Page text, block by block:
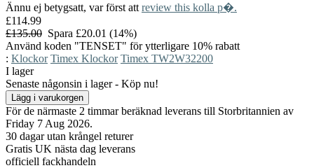
Ännu ej betygsatt, var först att review this kolla p�.
£114.99
£135.00 Spara £20.01 (14%)
Använd koden "TENSET" för ytterligare 10% rabatt
: Klockor Timex Klockor Timex TW2W32200
I lager
Senaste någonsin i lager - Köp nu!
För de närmaste 2 timmar beräknad leverans till Storbritannien av
Friday 7 Aug 2026.
30 dagar utan krångel returer
Gratis UK nästa dag leverans
officiell fackhandeln